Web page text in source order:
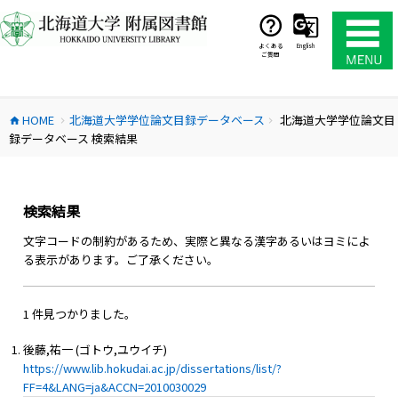
ン
テ
ス
キ
よくある
ご質問
English
home HOME chevron_right 北海道大学学位論文目録データベース chevron_right
北海道大学学位論文目
録データベース 検索結果
検索結果
文字コードの制約があるため、実際と異なる漢字あるいはヨミによ
る表示があります。ご了承ください。
1 件見つかりました。
後藤,祐一 (ゴトウ,ユウイチ)
https://www.lib.hokudai.ac.jp/dissertations/list/?
FF=4&LANG=ja&ACCN=2010030029